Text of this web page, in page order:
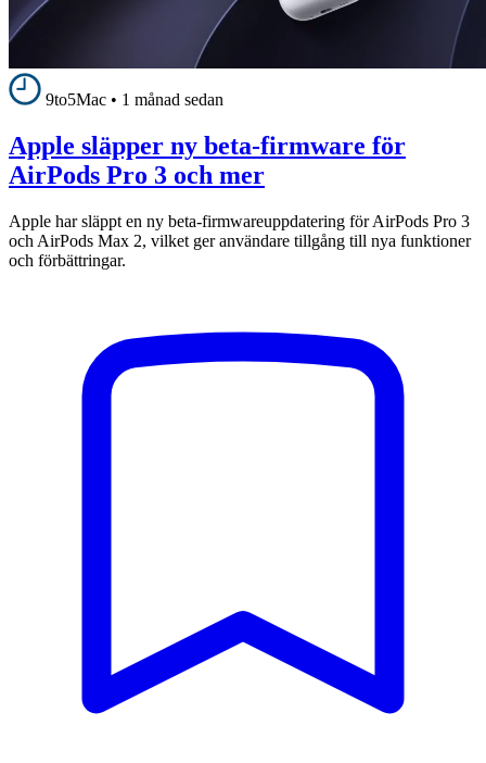
9to5Mac • 1 månad sedan
Apple släpper ny beta-firmware för
AirPods Pro 3 och mer
Apple har släppt en ny beta-firmwareuppdatering för AirPods Pro 3
och AirPods Max 2, vilket ger användare tillgång till nya funktioner
och förbättringar.